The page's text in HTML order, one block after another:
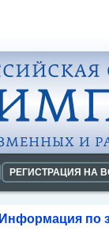
РЕГИСТРАЦИЯ НА
Информация по